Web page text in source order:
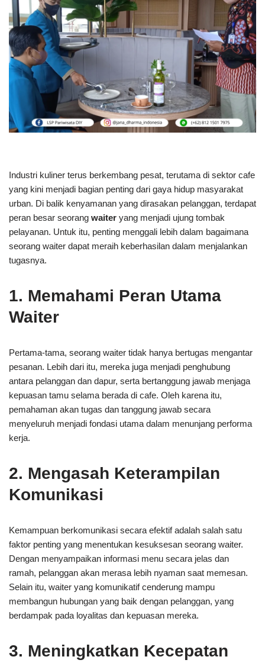
Industri kuliner terus berkembang pesat, terutama di sektor cafe
yang kini menjadi bagian penting dari gaya hidup masyarakat
urban. Di balik kenyamanan yang dirasakan pelanggan, terdapat
peran besar seorang waiter yang menjadi ujung tombak
pelayanan. Untuk itu, penting menggali lebih dalam bagaimana
seorang waiter dapat meraih keberhasilan dalam menjalankan
tugasnya.
1. Memahami Peran Utama
Waiter
Pertama-tama, seorang waiter tidak hanya bertugas mengantar
pesanan. Lebih dari itu, mereka juga menjadi penghubung
antara pelanggan dan dapur, serta bertanggung jawab menjaga
kepuasan tamu selama berada di cafe. Oleh karena itu,
pemahaman akan tugas dan tanggung jawab secara
menyeluruh menjadi fondasi utama dalam menunjang performa
kerja.
2. Mengasah Keterampilan
Komunikasi
Kemampuan berkomunikasi secara efektif adalah salah satu
faktor penting yang menentukan kesuksesan seorang waiter.
Dengan menyampaikan informasi menu secara jelas dan
ramah, pelanggan akan merasa lebih nyaman saat memesan.
Selain itu, waiter yang komunikatif cenderung mampu
membangun hubungan yang baik dengan pelanggan, yang
berdampak pada loyalitas dan kepuasan mereka.
3. Meningkatkan Kecepatan